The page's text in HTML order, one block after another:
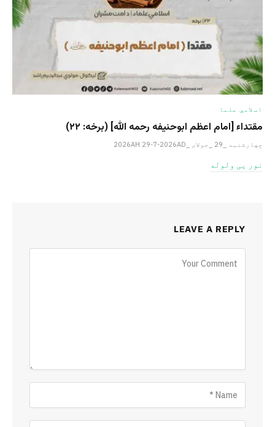
اسلامي علما
مقتداء [امام اعظم ابوحنیفه رحمه الله‎] (برخه: ۲۲)
چهارشنبه _29 _جولای _2026AH 29-7-2026AD
نور یی ولوله
LEAVE A REPLY